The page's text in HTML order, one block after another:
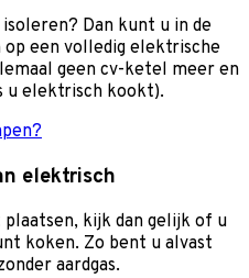
Dan kunt u in de
een volledig elektrische
geen cv-ketel meer en
u elektrisch kookt).
elektrisch
kijk dan gelijk of u
koken. Zo bent u alvast
aardgas.